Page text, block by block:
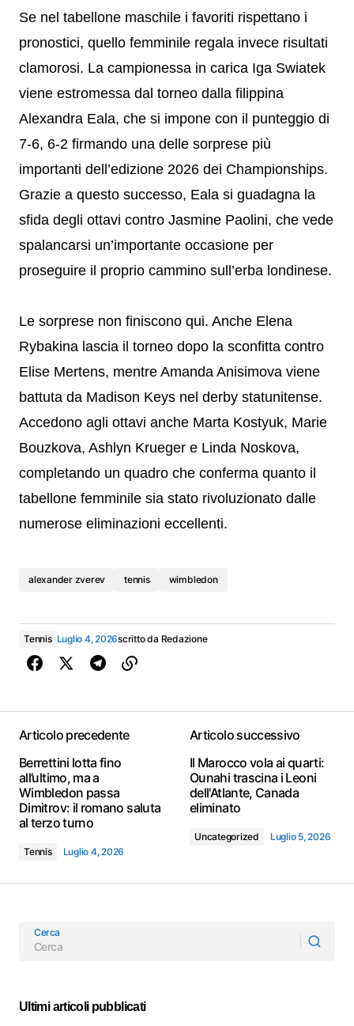
Se nel tabellone maschile i favoriti rispettano i
pronostici, quello femminile regala invece risultati
clamorosi. La campionessa in carica Iga Swiatek
viene estromessa dal torneo dalla filippina
Alexandra Eala, che si impone con il punteggio di
7-6, 6-2 firmando una delle sorprese più
importanti dell’edizione 2026 dei Championships.
Grazie a questo successo, Eala si guadagna la
sfida degli ottavi contro Jasmine Paolini, che vede
spalancarsi un’importante occasione per
proseguire il proprio cammino sull’erba londinese.
Le sorprese non finiscono qui. Anche Elena
Rybakina lascia il torneo dopo la sconfitta contro
Elise Mertens, mentre Amanda Anisimova viene
battuta da Madison Keys nel derby statunitense.
Accedono agli ottavi anche Marta Kostyuk, Marie
Bouzkova, Ashlyn Krueger e Linda Noskova,
completando un quadro che conferma quanto il
tabellone femminile sia stato rivoluzionato dalle
numerose eliminazioni eccellenti.
alexander zverev tennis wimbledon
Tennis Luglio 4, 2026scritto da Redazione
Articolo precedente
Berrettini lotta fino
all’ultimo, ma a
Wimbledon passa
Dimitrov: il romano saluta
al terzo turno
Tennis Luglio 4, 2026
Articolo successivo
Il Marocco vola ai quarti:
Ounahi trascina i Leoni
dell'Atlante, Canada
eliminato
Uncategorized Luglio 5, 2026
Cerca
Ultimi articoli pubblicati